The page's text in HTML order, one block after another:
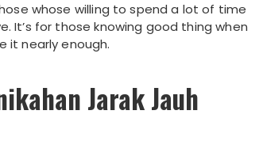
whose willing to spend a lot of time
It’s for those knowing good thing when
it nearly enough.
Jarak Jauh